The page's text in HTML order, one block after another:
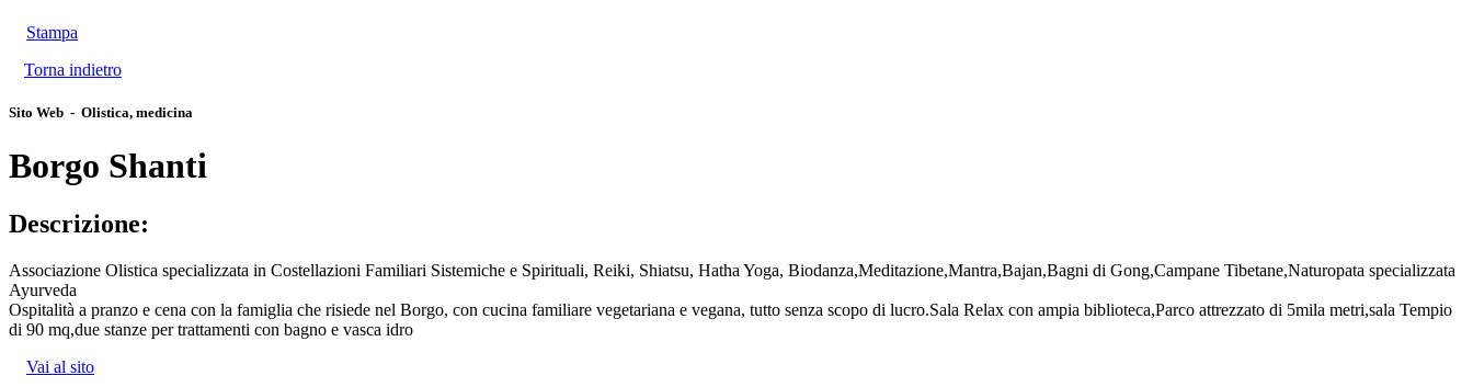
Stampa
Torna indietro
Sito Web - Olistica, medicina
Borgo Shanti
Descrizione:
Associazione Olistica specializzata in Costellazioni Familiari Sistemiche e Spirituali, Reiki, Shiatsu, Hatha Yoga, Biodanza,Meditazione,Mantra,Bajan,Bagni di Gong,Campane Tibetane,Naturopata specializzata
Ayurveda
Ospitalità a pranzo e cena con la famiglia che risiede nel Borgo, con cucina familiare vegetariana e vegana, tutto senza scopo di lucro.Sala Relax con ampia biblioteca,Parco attrezzato di 5mila metri,sala Tempio
di 90 mq,due stanze per trattamenti con bagno e vasca idro
Vai al sito